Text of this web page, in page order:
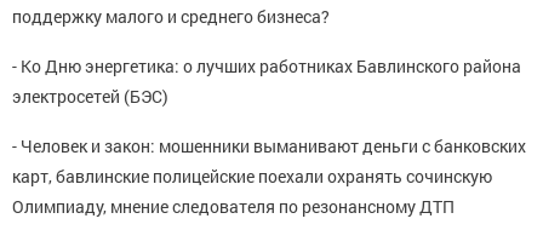
поддержку малого и среднего бизнеса?
- Ко Дню энергетика: о лучших работниках Бавлинского района
электросетей (БЭС)
- Человек и закон: мошенники выманивают деньги с банковских
карт, бавлинские полицейские поехали охранять сочинскую
Олимпиаду, мнение следователя по резонансному ДТП